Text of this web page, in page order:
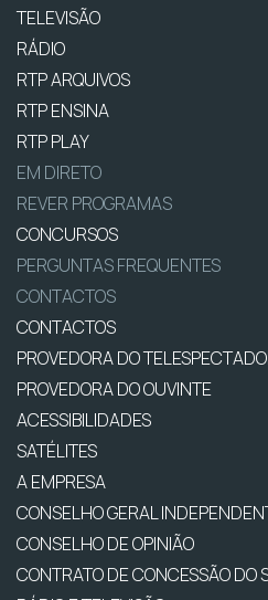
TELEVISÃO
RÁDIO
RTP ARQUIVOS
RTP ENSINA
RTP PLAY
EM DIRETO
REVER PROGRAMAS
CONCURSOS
PERGUNTAS FREQUENTES
CONTACTOS
CONTACTOS
PROVEDORA DO
PROVEDORA DO OUVINTE
ACESSIBILIDADES
SATÉLITES
A EMPRESA
CONSELHO GERAL
CONSELHO DE OPINIÃO
CONTRATO DE CONCESSÃO DO